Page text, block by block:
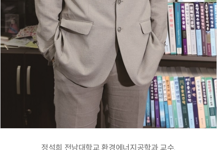
정석희 전남대학교 환경에너지공학과 교수.